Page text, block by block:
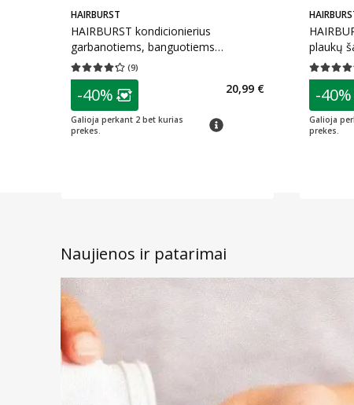
HAIRBURST
HAIRBURST kondicionierius
garbanotiems, banguotiems
plaukams, 350 ml
(9)
Vidutinis įvertinimas 4.22
patarimas
Lojalumo klubo narių nuolaida:
-40%
Galioja perkant 2 bet kurias
prekes.
patarimas
20,99 €
plaukų
Vidutinis
-40%
Galioja
prekes.
Naujienos ir patarimai